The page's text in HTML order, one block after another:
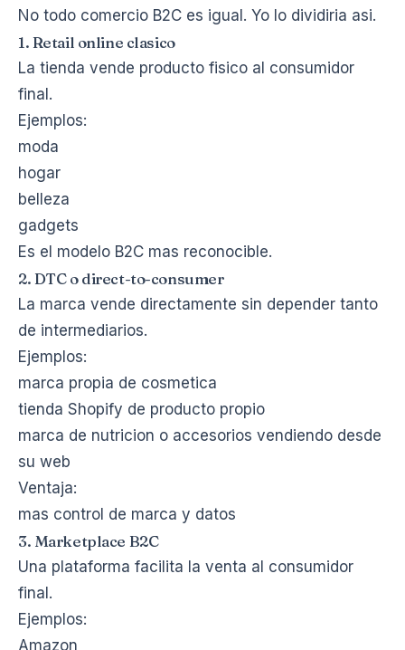
No todo comercio B2C es igual. Yo lo dividiria asi.
1. Retail online clasico
La tienda vende producto fisico al consumidor
final.
Ejemplos:
moda
hogar
belleza
gadgets
Es el modelo B2C mas reconocible.
2. DTC o direct-to-consumer
La marca vende directamente sin depender tanto
de intermediarios.
Ejemplos:
marca propia de cosmetica
tienda Shopify de producto propio
marca de nutricion o accesorios vendiendo desde
su web
Ventaja:
mas control de marca y datos
3. Marketplace B2C
Una plataforma facilita la venta al consumidor
final.
Ejemplos:
Amazon